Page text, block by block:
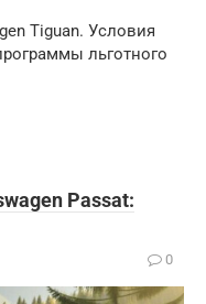
Tiguan. Условия
льготного
Passat:
0